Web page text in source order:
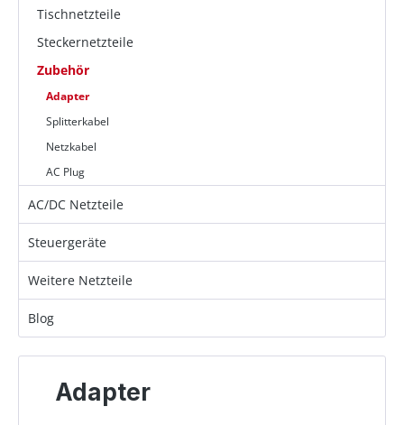
Tischnetzteile
Steckernetzteile
Zubehör
Adapter
Splitterkabel
Netzkabel
AC Plug
AC/DC Netzteile
Steuergeräte
Weitere Netzteile
Blog
Adapter